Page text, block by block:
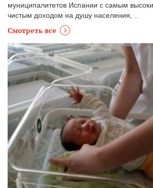
муниципалитетов Испании с самым
чистым доходом на душу населения, ..
Смотреть все